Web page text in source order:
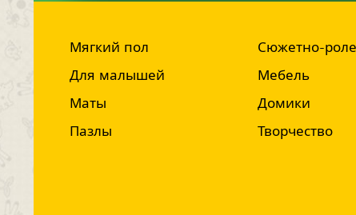
Мягкий пол
Для малышей
Маты
Пазлы
Сюжетно-
Мебель
Домики
Творчество